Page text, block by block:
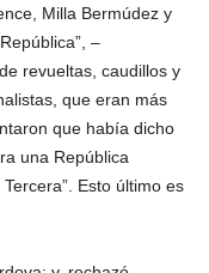
Milla Bermúdez y
–
revueltas, caudillos y
que eran más
que había dicho
una República
Esto último es